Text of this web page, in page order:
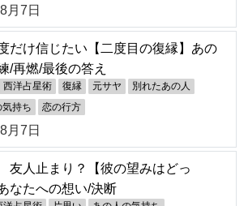
月7日
だけ信じたい【二度目の復縁】あの
/再燃/最後の答え
西洋占星術 復縁 元サヤ 別れたあの人
気持ち 恋の行方
月7日
人止まり？【彼の望みはどっ
なたへの想い/決断